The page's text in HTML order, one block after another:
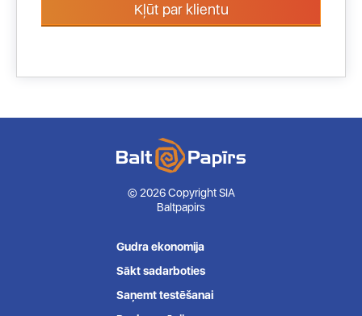
Kļūt par klientu
© 2026 Copyright SIA
Baltpapirs
Gudra ekonomija
Sākt sadarboties
Saņemt testēšanai